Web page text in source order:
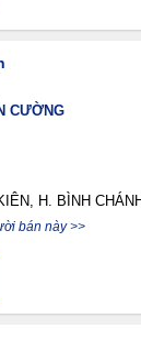
CƯỜNG
H. BÌNH
bán này >>